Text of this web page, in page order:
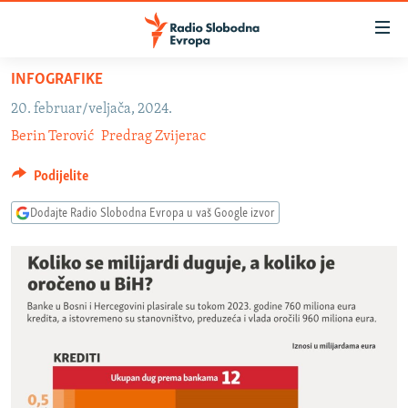
Pređite
glavni
sadržaj
Pređite
glavnu
Pređite
pretragu
VIJESTI
BOSNA I HERCEGOVINA
SRBIJA
CRNA GORA
VIZUELNO
VIDEO
FOTOGALERIJE
INFOGRAFIKE
PODCASTI
RAT U UKRAJINI
KINA NA BALKANU
RSE PRIČE IZ SVIJETA
INFOGRAFIKE
20. februar/veljača, 2024.
Berin Terović Predrag Zvijerac
Podijelite
Dodajte Radio Slobodna Evropa u vaš Google izvor
YouTube Music
Spotify
Pratite